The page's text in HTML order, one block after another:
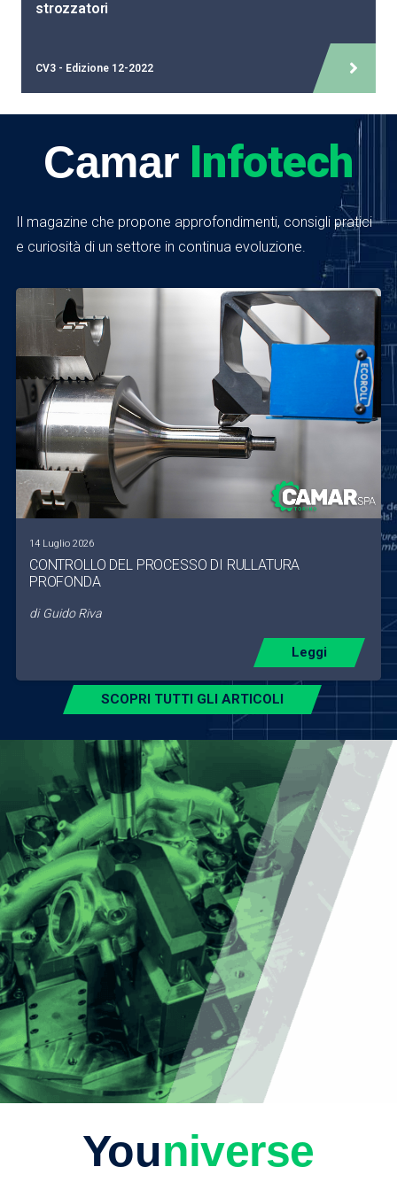
strozzatori
CV3 - Edizione 12-2022
Camar Infotech
Il magazine che propone approfondimenti, consigli pratici
e curiosità di un settore in continua evoluzione.
14 Luglio 2026
CONTROLLO DEL PROCESSO DI RULLATURA
PROFONDA
di Guido Riva
Leggi
SCOPRI TUTTI GLI ARTICOLI
Youniverse